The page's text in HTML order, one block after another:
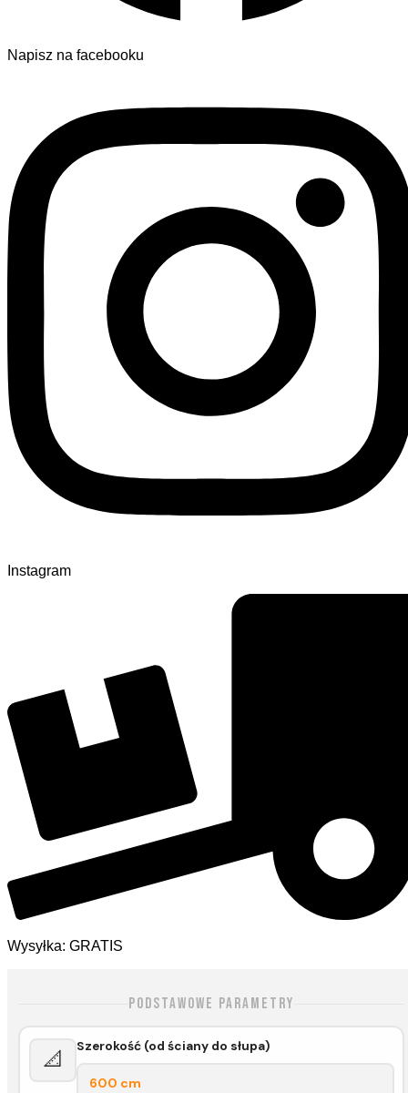
Napisz na facebooku
Instagram
Wysyłka: GRATIS
Podstawowe parametry
📐
Szerokość (od ściany do słupa)
600 cm